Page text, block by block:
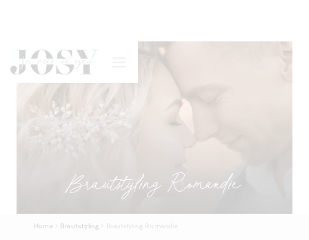
Brautstyling Romandie
Home Brautstyling Brautstyling Romandie